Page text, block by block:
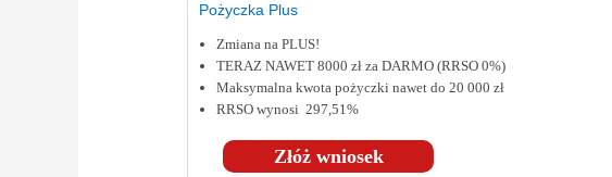
Pożyczka Plus
Złóż wniosek
Zmiana na PLUS!
TERAZ NAWET 8000 zł za DARMO (RRSO 0%)
Maksymalna kwota pożyczki nawet do 20 000 zł
RRSO wynosi 297,51%